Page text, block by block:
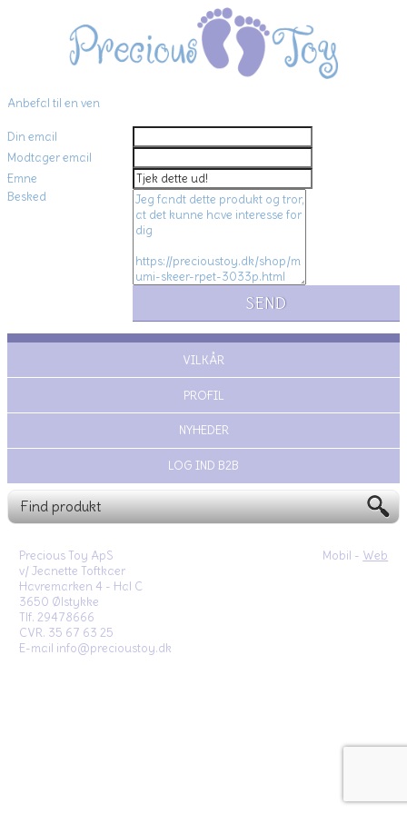
Anbefal til en ven
Din email
Modtager email
Emne
Besked
VILKÅR
PROFIL
NYHEDER
LOG IND B2B
Mobil - Web
Precious Toy ApS
v/ Jeanette Toftkaer
Havremarken 4 - Hal C
3650 Ølstykke
Tlf. 29478666
CVR. 35 67 63 25
E-mail info@precioustoy.dk